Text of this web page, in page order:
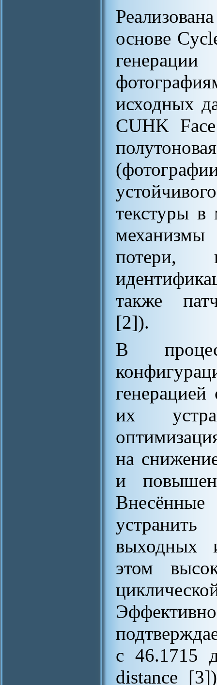
основе
исходных
CUHK
текстуры
механизмы
потери,
также
[2]).
В
их
на
и
выходных
этом
с 46.1715
distance